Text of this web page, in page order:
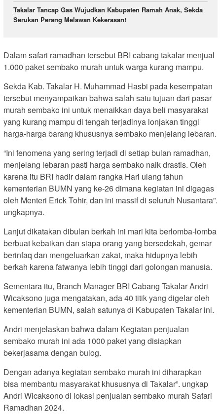
Takalar Tancap Gas Wujudkan Kabupaten Ramah Anak, Sekda
Serukan Perang Melawan Kekerasan!
Dalam safari ramadhan tersebut BRI cabang takalar menjual
1.000 paket sembako murah untuk warga kurang mampu.
Sekda Kab. Takalar H. Muhammad Hasbi pada kesempatan
tersebut menyampaikan bahwa salah satu tujuan dari pasar
murah sembako ini untuk menaikkan daya beli masyarakat
yang kurang mampu di tengah terjadinya lonjakan tinggi
harga-harga barang khususnya sembako menjelang lebaran.
“Ini fenomena yang sering terjadi di setiap bulan ramadhan,
menjelang lebaran pasti harga sembako naik drastis. Oleh
karena itu BRI hadir dalam rangka Hari ulang tahun
kementerian BUMN yang ke-26 dimana kegiatan ini digagas
oleh Menteri Erick Tohir, dan ini massif di seluruh Nusantara”.
ungkapnya.
Lanjut dikatakan dibulan berkah ini mari kita berlomba-lomba
berbuat kebaikan dan siapa orang yang bersedekah, gemar
berinfaq dan mengeluarkan zakat, maka hidupnya lebih
berkah karena fatwanya lebih tinggi dari golongan manusia.
Sementara itu, Branch Manager BRI Cabang Takalar Andri
Wicaksono juga mengatakan, ada 40 titik yang digelar oleh
kementerian BUMN, salah satunya di Kabupaten Takalar ini.
Andri menjelaskan bahwa dalam Kegiatan penjualan
sembako murah ini ada 1000 paket yang disiapkan
bekerjasama dengan bulog.
Dengan adanya kegiatan sembako murah ini diharapkan
bisa membantu masyarakat khususnya di Takalar”. ungkap
Andri Wicaksono di lokasi penjualan sembako murah Safari
Ramadhan 2024.